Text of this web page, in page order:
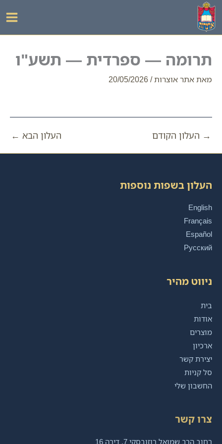
דילוג
לתוכן
תרומה — ספרדית — תשע"ו
מאתאתר אוצרות/
20/05/2026
→ העלון הקודם העלון הבא ←
העלון בשפות נוספות
English
Français
Español
Русский
ניווט מהיר
בית
אודות
מוצרים
ארכיון
יצירת קשר
סל קניות
החשבון שלי
צרו קשר
רחוב הרב שמואל רוזובסקי 7, דירה 16